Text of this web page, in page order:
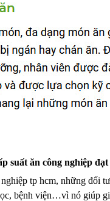
suất ăn công nghiệp
tp hcm, những đối
bệnh viện…vì nó giúp